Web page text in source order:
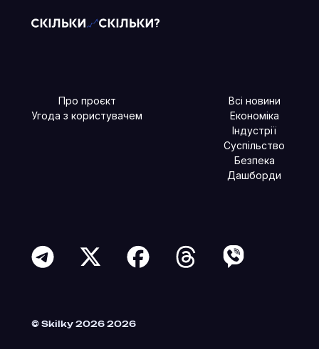
Про проєкт
Угода з користувачем
Всі новини
Економіка
Індустрії
Суспільство
Безпека
Дашборди
Читайте більше в наших соцмережах
© Skilky 2026 2026